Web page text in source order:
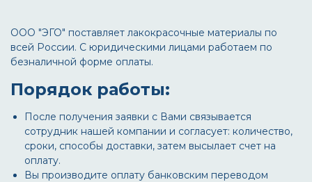
ООО "ЭГО" поставляет лакокрасочные материалы по
всей России. С юридическими лицами работаем по
безналичной форме оплаты.
Порядок работы:
После получения заявки с Вами связывается
сотрудник нашей компании и согласует: количество,
сроки, способы доставки, затем высылает счет на
оплату.
Вы производите оплату банковским переводом